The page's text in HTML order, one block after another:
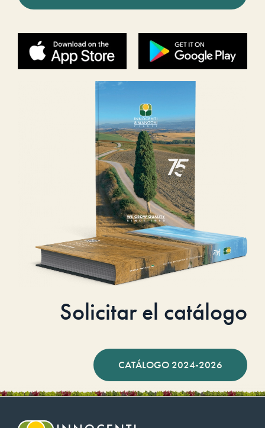
Solicitar el catálogo
CATÁLOGO 2024-2026